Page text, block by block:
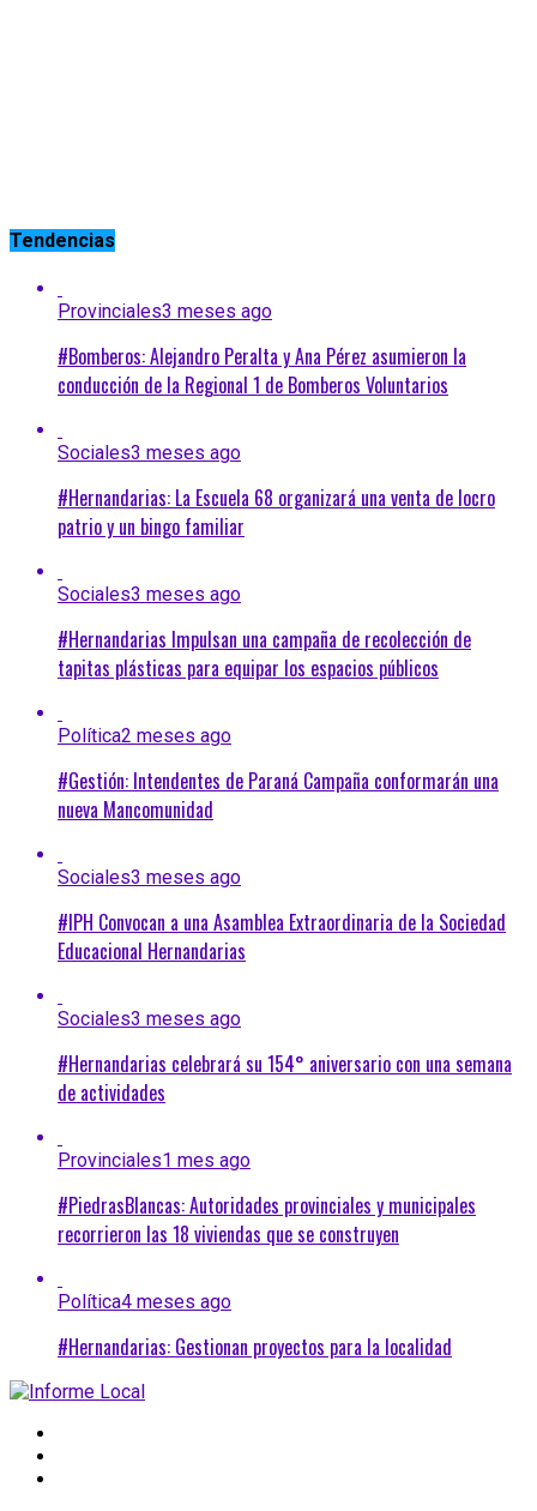
Tendencias
Provinciales3 meses ago
#Bomberos: Alejandro Peralta y Ana Pérez asumieron la
conducción de la Regional 1 de Bomberos Voluntarios
Sociales3 meses ago
#Hernandarias: La Escuela 68 organizará una venta de locro
patrio y un bingo familiar
Sociales3 meses ago
#Hernandarias Impulsan una campaña de recolección de
tapitas plásticas para equipar los espacios públicos
Política2 meses ago
#Gestión: Intendentes de Paraná Campaña conformarán una
nueva Mancomunidad
Sociales3 meses ago
#IPH Convocan a una Asamblea Extraordinaria de la Sociedad
Educacional Hernandarias
Sociales3 meses ago
#Hernandarias celebrará su 154° aniversario con una semana
de actividades
Provinciales1 mes ago
#PiedrasBlancas: Autoridades provinciales y municipales
recorrieron las 18 viviendas que se construyen
Política4 meses ago
#Hernandarias: Gestionan proyectos para la localidad